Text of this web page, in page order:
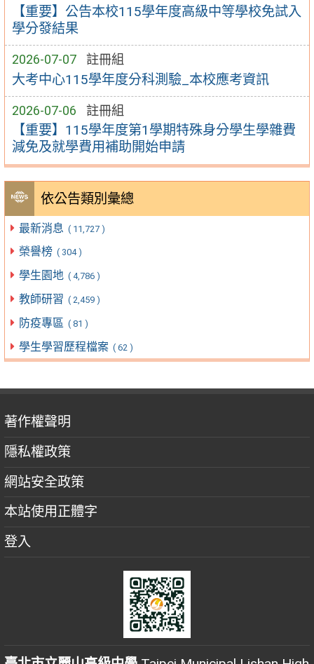
【重要】公告本校115學年度高級中等學校免試入
學分發結果
2026-07-07 註冊組
大考中心115學年度分科測驗_本校應考資訊
2026-07-06 註冊組
【重要】115學年度第1學期特殊身分學生學雜費
減免及就學費用補助開始申請
依公告類別彙總
最新消息 ( 11,727 )
榮譽榜 ( 304 )
學生園地 ( 4,786 )
教師研習 ( 2,459 )
防疫專區 ( 81 )
學生學習歷程檔案 ( 62 )
著作權聲明
隱私權政策
網站安全政策
本站使用正體字
登入